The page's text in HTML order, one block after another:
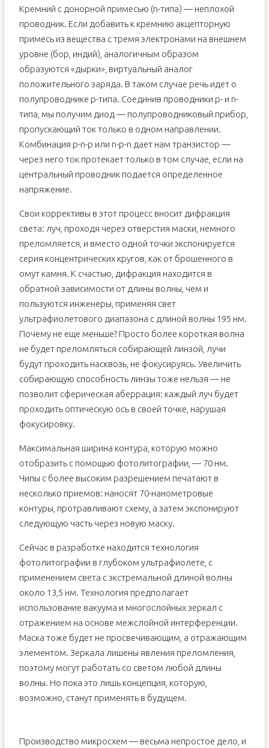
Кремний с донорной примесью (n-типа) — неплохой
проводник. Если добавить к кремнию акцепторную
примесь из вещества с тремя электронами на внешнем
уровне (бор, индий), аналогичным образом
образуются «дырки», виртуальный аналог
положительного заряда. В таком случае речь идет о
полупроводнике p-типа. Соединив проводники p- и n-
типа, мы получим диод — полупроводниковый прибор,
пропускающий ток только в одном направлении.
Комбинация p-n-p или n-p-n дает нам транзистор —
через него ток протекает только в том случае, если на
центральный проводник подается определенное
напряжение.
Свои коррективы в этот процесс вносит дифракция
света: луч, проходя через отверстия маски, немного
преломляется, и вместо одной точки экспонируется
серия концентрических кругов, как от брошенного в
омут камня. К счастью, дифракция находится в
обратной зависимости от длины волны, чем и
пользуются инженеры, применяя свет
ультрафиолетового диапазона с длиной волны 195 нм.
Почему не еще меньше? Просто более короткая волна
не будет преломляться собирающей линзой, лучи
будут проходить насквозь, не фокусируясь. Увеличить
собирающую способность линзы тоже нельзя — не
позволит сферическая аберрация: каждый луч будет
проходить оптическую ось в своей точке, нарушая
фокусировку.
Максимальная ширина контура, которую можно
отобразить с помощью фотолитографии, — 70 нм.
Чипы с более высоким разрешением печатают в
несколько приемов: наносят 70-нанометровые
контуры, протравливают схему, а затем экспонируют
следующую часть через новую маску.
Сейчас в разработке находится технология
фотолитографии в глубоком ультрафиолете, с
применением света с экстремальной длиной волны
около 13,5 нм. Технология предполагает
использование вакуума и многослойных зеркал с
отражением на основе межслойной интерференции.
Маска тоже будет не просвечивающим, а отражающим
элементом. Зеркала лишены явления преломления,
поэтому могут работать со светом любой длины
волны. Но пока это лишь концепция, которую,
возможно, станут применять в будущем.
Производство микросхем — весьма непростое дело, и